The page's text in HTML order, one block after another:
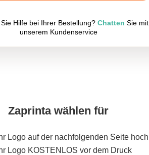
Hilfe bei Ihrer Bestellung? Chatten Sie mit
unserem Kundenservice
Zaprinta wählen für
Logo auf der nachfolgenden Seite hoch
Logo KOSTENLOS vor dem Druck